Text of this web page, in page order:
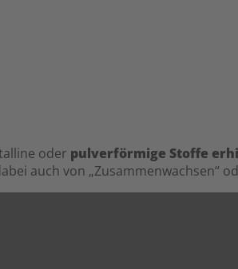
oder pulverförmige Stoffe
auch von „Zusammenwachsen“